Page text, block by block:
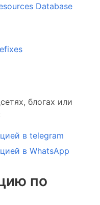
Database
блогах или
в telegram
в WhatsApp
по